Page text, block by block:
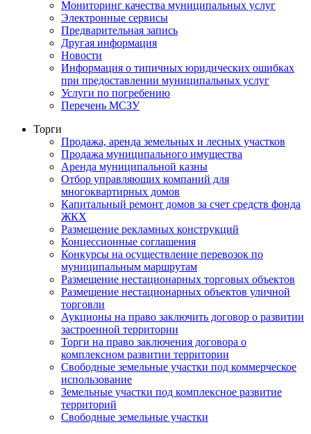
Мониторинг качества муниципальных услуг
Электронные сервисы
Предварительная запись
Другая информация
Новости
Информация о типичных юридических ошибках
при предоставлении муниципальных услуг
Услуги по погребению
Перечень МСЗУ
Торги
Продажа, аренда земельных и лесных участков
Продажа муниципального имущества
Аренда муниципальной казны
Отбор управляющих компаний для
многоквартирных домов
Капитальный ремонт домов за счет средств фонда
ЖКХ
Размещение рекламных конструкций
Концессионные соглашения
Конкурсы на осуществление перевозок по
муниципальным маршрутам
Размещение нестационарных торговых объектов
Размещение нестационарных объектов уличной
торговли
Аукционы на право заключить договор о развитии
застроенной территории
Торги на право заключения договора о
комплексном развитии территории
Свободные земельные участки под коммерческое
использование
Земельные участки под комплексное развитие
территорий
Свободные земельные участки